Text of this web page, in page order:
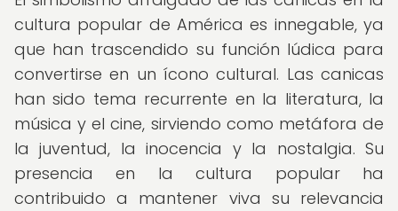
cultura popular de América es innegable, ya
que han trascendido su función lúdica para
convertirse en un ícono cultural. Las canicas
han sido tema recurrente en la literatura, la
música y el cine, sirviendo como metáfora de
la juventud, la inocencia y la nostalgia. Su
presencia en la cultura popular ha
contribuido a mantener viva su relevancia